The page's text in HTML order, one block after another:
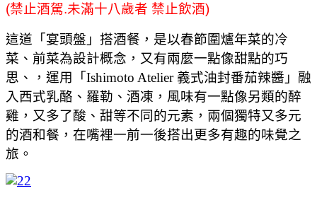
(禁止酒駕.未滿十八歲者 禁止飲酒)
這道「宴頭盤」搭酒餐，是以春節圍爐年菜的冷
菜、前菜為設計概念，又有兩麼一點像甜點的巧
思、，運用「Ishimoto Atelier 義式油封番茄辣醬」融
入西式乳酪、羅勒、酒凍，風味有一點像另類的醉
雞，又多了酸、甜等不同的元素，兩個獨特又多元
的酒和餐，在嘴裡一前一後搭出更多有趣的味覺之
旅。